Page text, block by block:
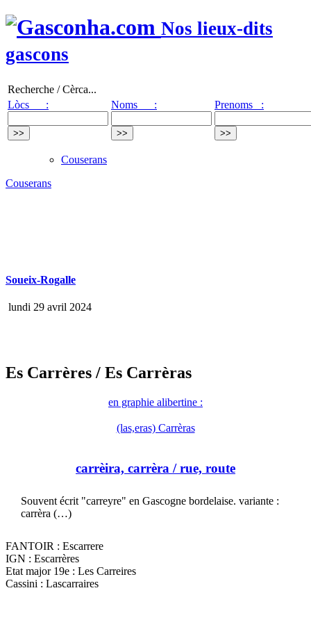
Nos lieux-dits
gascons
Recherche / Cèrca...
Lòcs :
Noms : Prenoms :
Couserans
Couserans
Soueix-Rogalle
lundi 29 avril 2024
Es Carrères / Es Carrèras
en graphie alibertine :
(las,eras) Carrèras
carrèira, carrèra / rue, route
Souvent écrit "carreyre" en Gascogne bordelaise. variante :
carrèra (…)
FANTOIR : Escarrere
IGN : Escarrères
Etat major 19e : Les Carreires
Cassini : Lascarraires